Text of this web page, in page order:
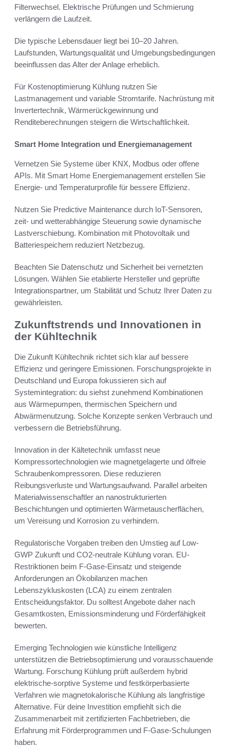
Filterwechsel. Elektrische Prüfungen und Schmierung
verlängern die Laufzeit.
Die typische Lebensdauer liegt bei 10–20 Jahren.
Laufstunden, Wartungsqualität und Umgebungsbedingungen
beeinflussen das Alter der Anlage erheblich.
Für Kostenoptimierung Kühlung nutzen Sie
Lastmanagement und variable Stromtarife. Nachrüstung mit
Invertertechnik, Wärmerückgewinnung und
Renditeberechnungen steigern die Wirtschaftlichkeit.
Smart Home Integration und Energiemanagement
Vernetzen Sie Systeme über KNX, Modbus oder offene
APIs. Mit Smart Home Energiemanagement erstellen Sie
Energie- und Temperaturprofile für bessere Effizienz.
Nutzen Sie Predictive Maintenance durch IoT-Sensoren,
zeit- und wetterabhängige Steuerung sowie dynamische
Lastverschiebung. Kombination mit Photovoltaik und
Batteriespeichern reduziert Netzbezug.
Beachten Sie Datenschutz und Sicherheit bei vernetzten
Lösungen. Wählen Sie etablierte Hersteller und geprüfte
Integrationspartner, um Stabilität und Schutz Ihrer Daten zu
gewährleisten.
Zukunftstrends und Innovationen in
der Kühltechnik
Die Zukunft Kühltechnik richtet sich klar auf bessere
Effizienz und geringere Emissionen. Forschungsprojekte in
Deutschland und Europa fokussieren sich auf
Systemintegration: du siehst zunehmend Kombinationen
aus Wärmepumpen, thermischen Speichern und
Abwärmenutzung. Solche Konzepte senken Verbrauch und
verbessern die Betriebsführung.
Innovation in der Kältetechnik umfasst neue
Kompressortechnologien wie magnetgelagerte und ölfreie
Schraubenkompressoren. Diese reduzieren
Reibungsverluste und Wartungsaufwand. Parallel arbeiten
Materialwissenschaftler an nanostrukturierten
Beschichtungen und optimierten Wärmetauscherflächen,
um Vereisung und Korrosion zu verhindern.
Regulatorische Vorgaben treiben den Umstieg auf Low-
GWP Zukunft und CO2-neutrale Kühlung voran. EU-
Restriktionen beim F-Gase-Einsatz und steigende
Anforderungen an Ökobilanzen machen
Lebenszykluskosten (LCA) zu einem zentralen
Entscheidungsfaktor. Du solltest Angebote daher nach
Gesamtkosten, Emissionsminderung und Förderfähigkeit
bewerten.
Emerging Technologien wie künstliche Intelligenz
unterstützen die Betriebsoptimierung und vorausschauende
Wartung. Forschung Kühlung prüft außerdem hybrid
elektrische-sorptive Systeme und festkörperbasierte
Verfahren wie magnetokalorische Kühlung als langfristige
Alternative. Für deine Investition empfiehlt sich die
Zusammenarbeit mit zertifizierten Fachbetrieben, die
Erfahrung mit Förderprogrammen und F-Gase-Schulungen
haben.